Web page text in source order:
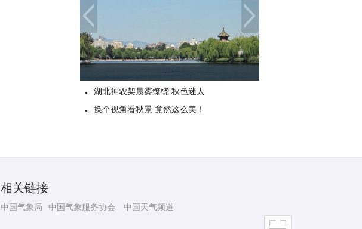
湖北神农架晨雾缭绕 秋色迷人
换个视角看秋景 竟然这么美！
相关链接
中国气象局 中国气象服务协会 中国天气频道